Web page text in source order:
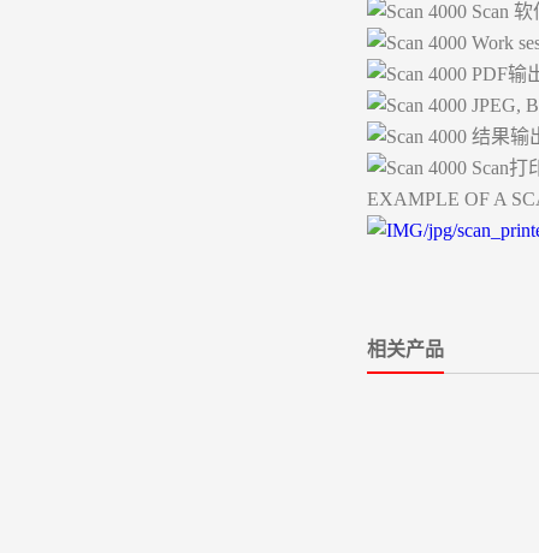
Scan
Work
PDF输
JPEG,
结果输
Scan打
EXAMPLE OF A
相关产品